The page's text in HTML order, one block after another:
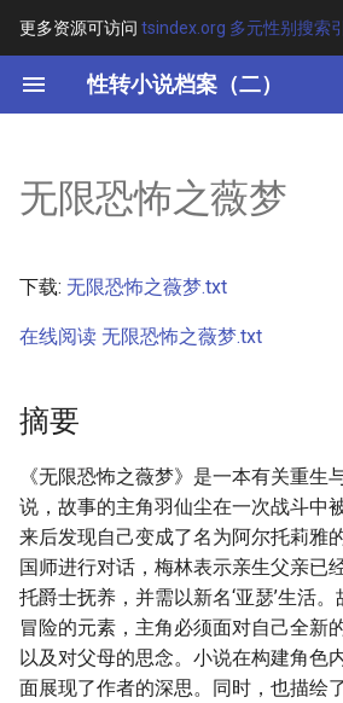
更多资源可访问 tsindex.org 多元性别搜索
性转小说档案（二）
键
开
搜
索
其他信息
正文
无限恐怖之薇梦
下载: 无限恐怖之薇梦.txt
在线阅读 无限恐怖之薇梦.txt
摘要
《无限恐怖之薇梦》是一本有关重生
说，故事的主角羽仙尘在一次战斗中
来后发现自己变成了名为阿尔托莉雅
国师进行对话，梅林表示亲生父亲已
托爵士抚养，并需以新名‘亚瑟’生活
冒险的元素，主角必须面对自己全新
以及对父母的思念。小说在构建角色
面展现了作者的深思。同时，也描绘